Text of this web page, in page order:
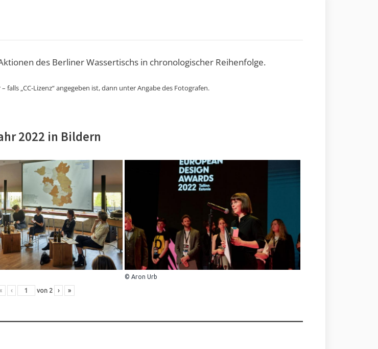
des Berliner Wassertischs in chronologischer Reihenfolge.
„CC-Lizenz“ angegeben ist, dann unter Angabe des Fotografen.
2022 in Bildern
© Aron Urb
‹ von 2 › »